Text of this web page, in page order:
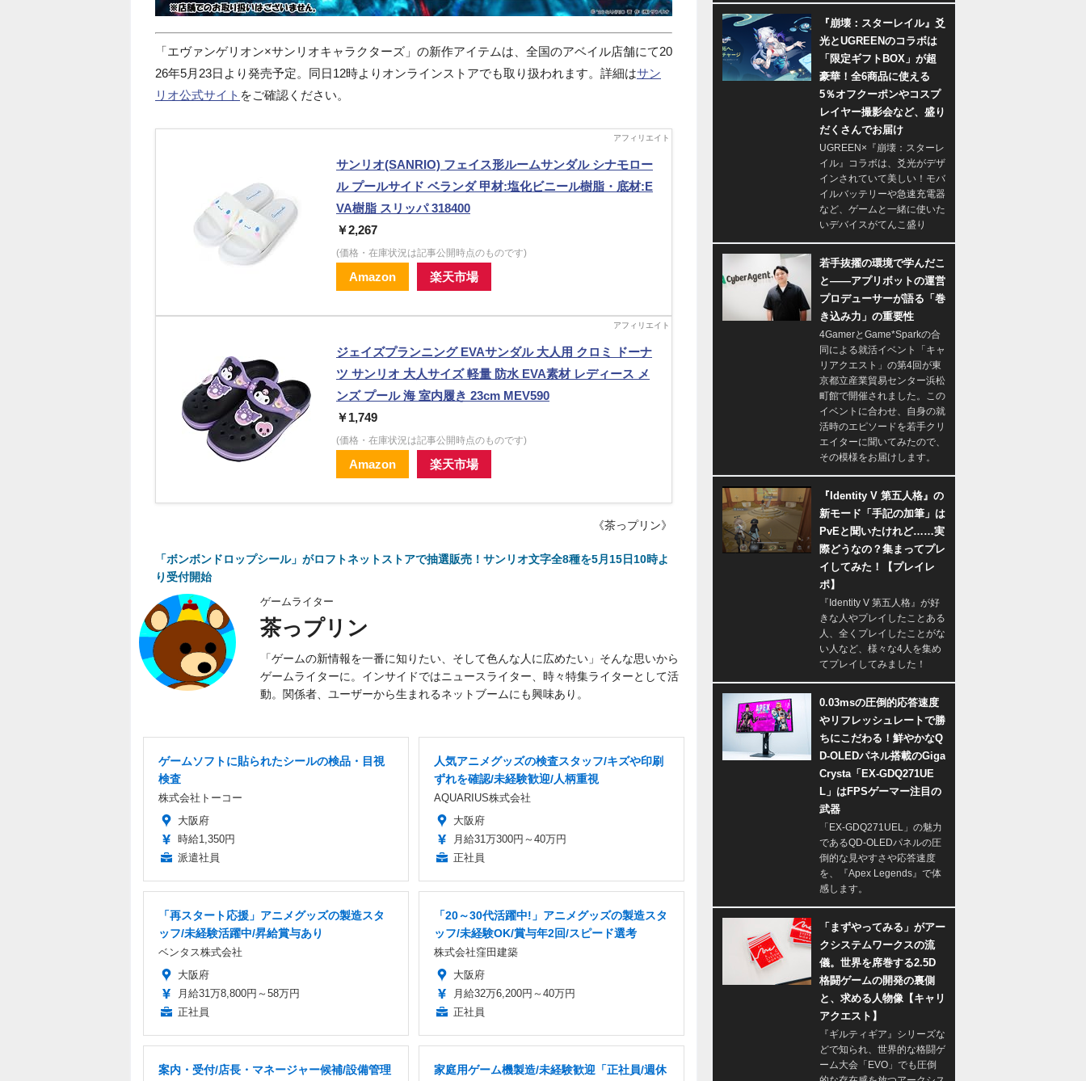
「エヴァンゲリオン×サンリオキャラクターズ」の新作アイテムは、全国のアベイル店舗にて20
26年5月23日より発売予定。同日12時よりオンラインストアでも取り扱われます。詳細はサン
リオ公式サイト をご確認ください。
サンリオ(SANRIO) フェイス形ルームサンダル シナモロー
ル プールサイド ベランダ 甲材:塩化ビニール樹脂・底材:E
VA樹脂 スリッパ 318400
￥2,267
(価格・在庫状況は記事公開時点のものです)
Amazon 楽天市場
ジェイズプランニング EVAサンダル 大人用 クロミ ドーナ
ツ サンリオ 大人サイズ 軽量 防水 EVA素材 レディース メ
ンズ プール 海 室内履き 23cm MEV590
￥1,749
(価格・在庫状況は記事公開時点のものです)
Amazon 楽天市場
《茶っプリン》
「ボンボンドロップシール」がロフトネットストアで抽選販売！サンリオ文字全8種を5月15日10時よ
り受付開始
ゲームライター
茶っプリン
「ゲームの新情報を一番に知りたい、そして色んな人に広めたい」そんな思いから
ゲームライターに。インサイドではニュースライター、時々特集ライターとして活
動。関係者、ユーザーから生まれるネットブームにも興味あり。
ゲームソフトに貼られたシールの検品・目視
検査
株式会社トーコー
大阪府
時給1,350円
派遣社員
人気アニメグッズの検査スタッフ/キズや印刷
ずれを確認/未経験歓迎/人柄重視
AQUARIUS株式会社
大阪府
月給31万300円～40万円
正社員
「再スタート応援」アニメグッズの製造スタ
ッフ/未経験活躍中/昇給賞与あり
ベンタス株式会社
大阪府
月給31万8,800円～58万円
正社員
「20～30代活躍中!」アニメグッズの製造スタ
ッフ/未経験OK/賞与年2回/スピード選考
株式会社窪田建築
大阪府
月給32万6,200円～40万円
正社員
案内・受付/店長・マネージャー候補/設備管理
家庭用ゲーム機製造/未経験歓迎「正社員/週休
『崩壊：スターレイル』爻
光とUGREENのコラボは
「限定ギフトBOX」が超
豪華！全6商品に使える
5％オフクーポンやコスプ
レイヤー撮影会など、盛り
だくさんでお届け
UGREEN×『崩壊：スターレ
イル』コラボは、爻光がデザ
インされていて美しい！モバ
イルバッテリーや急速充電器
など、ゲームと一緒に使いた
いデバイスがてんこ盛り
若手抜擢の環境で学んだこ
と――アプリボットの運営
プロデューサーが語る「巻
き込み力」の重要性
4GamerとGame*Sparkの合
同による就活イベント「キャ
リアクエスト」の第4回が東
京都立産業貿易センター浜松
町館で開催されました。この
イベントに合わせ、自身の就
活時のエピソードを若手クリ
エイターに聞いてみたので、
その模様をお届けします。
『Identity V 第五人格』の
新モード「手記の加筆」は
PvEと聞いたけれど……実
際どうなの？集まってプレ
イしてみた！【プレイレ
ポ】
『Identity V 第五人格』が好
きな人やプレイしたことある
人、全くプレイしたことがな
い人など、様々な4人を集め
てプレイしてみました！
0.03msの圧倒的応答速度
やリフレッシュレートで勝
ちにこだわる！鮮やかなQ
D-OLEDパネル搭載のGiga
Crysta「EX-GDQ271UE
L」はFPSゲーマー注目の
武器
「EX-GDQ271UEL」の魅力
であるQD-OLEDパネルの圧
倒的な見やすさや応答速度
を、『Apex Legends』で体
感します。
「まずやってみる」がアー
クシステムワークスの流
儀。世界を席巻する2.5D
格闘ゲームの開発の裏側
と、求める人物像【キャリ
アクエスト】
『ギルティギア』シリーズな
どで知られ、世界的な格闘ゲ
ーム大会「EVO」でも圧倒